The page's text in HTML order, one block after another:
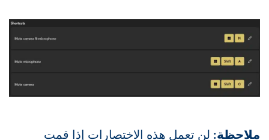
ملاحظة: لن تعمل هذه الاختصارات إذا قمت